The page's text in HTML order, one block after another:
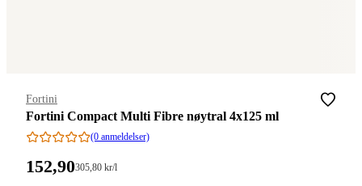
Merke:
Fortini
Fortini Compact Multi Fibre nøytral 4x125 ml
(0 anmeldelser)
Pris:
152,90Stykkpris:
305 ,80 kr/l